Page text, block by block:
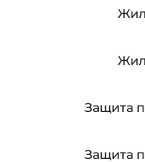
Защита
Защита